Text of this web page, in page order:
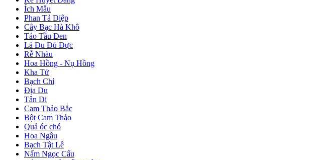
Ích Mẫu
Phan Tả Diệp
Cây Bạc Hà Khô
Táo Tầu Đen
Lá Đu Đủ Đực
Rễ Nhàu
Hoa Hồng - Nụ Hồng
Kha Tử
Bạch Chỉ
Địa Du
Tân Di
Cam Thảo Bắc
Bột Cam Thảo
Quả óc chó
Hoa Ngâu
Bạch Tật Lê
Nấm Ngọc Cẩu